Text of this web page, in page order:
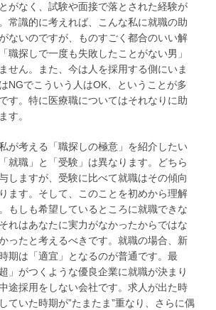
がなく、試験や面接で落とされた経験が
常識的に考えれば、こんな私に就職の助
ないのですが、ものすごく都合のいい解
職探しで一度も失敗したことがない男」
せん。また、今は人を採用する側にいま
NGでこういう人はOK、ということが多
す。特に医療職についてはそれなりに助
す。
が考える「職探しの極意」を紹介したい
就職」と「受験」は異なります。どちら
しますが、受験に比べて就職はその傾向
ます。そして、このことを初めから理解
もしも希望しているところに就職できな
れはあなたに実力がなかったからではな
ったと考えるべきです。就職の場合、新
期は「適宜」となるのが普通です。最
」がつくような優良企業に就職が決まり
途採用をしない会社です。求人が出た時
ていた時期が”たまたま”重なり、さらに偶